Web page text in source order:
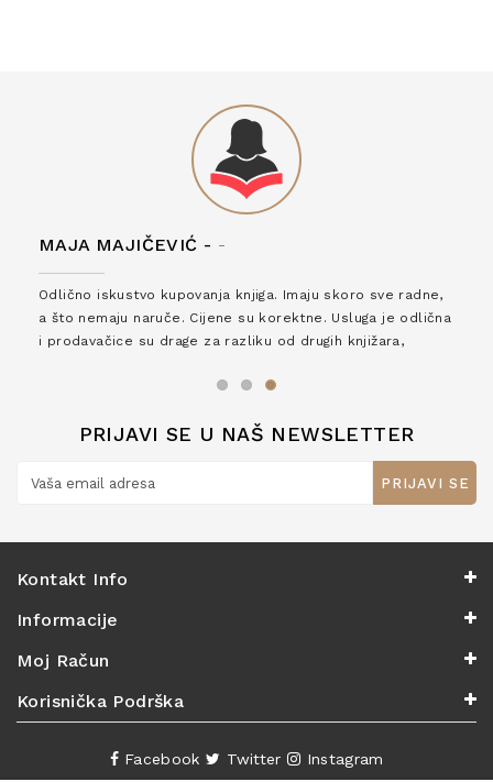
MAJA MAJIČEVIĆ - -
Odlično iskustvo kupovanja knjiga. Imaju skoro sve radne,
a što nemaju naruče. Cijene su korektne. Usluga je odlična
i prodavačice su drage za razliku od drugih knjižara,
PRIJAVI SE U NAŠ NEWSLETTER
PRIJAVI SE
Kontakt Info
Informacije
Moj Račun
Korisnička Podrška
Facebook Twitter Instagram